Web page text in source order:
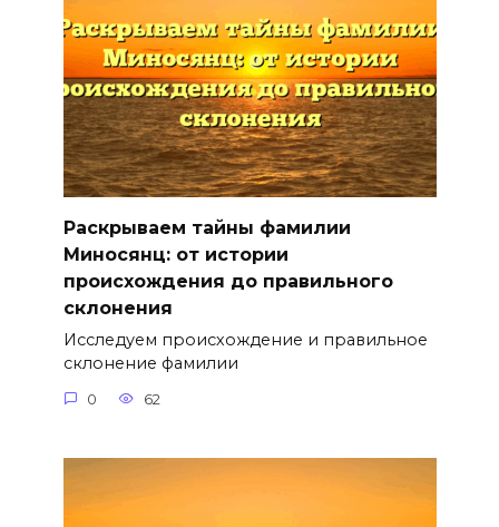
Раскрываем тайны фамилии
Миносянц: от истории
происхождения до правильного
склонения
Исследуем происхождение и правильное
склонение фамилии
0 62